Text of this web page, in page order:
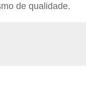
de qualidade.